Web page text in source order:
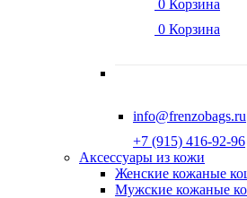
0 Корзина
0 Корзина
info@frenzobags.ru
‭+7 (915) 416-92-96
Аксессуары из кожи
Женские кожаные
Мужские кожаные